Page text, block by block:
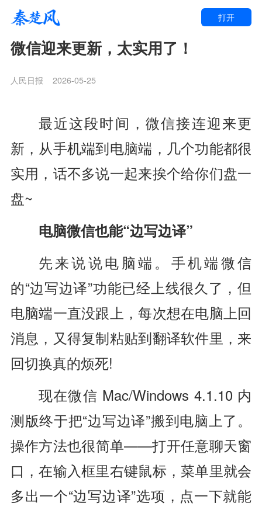
打开
微信迎来更新，太实用了！
人民日报 2026-05-25
最近这段时间， 微信接连迎来更
新， 从手机端到电脑端， 几个功能都很
实用， 话不多说一起来挨个给你们盘一
盘~
电脑微信也能“边写边译”
先来说说电脑端。手机端微信
的“边写边译”功能已经上线很久了，但
电脑端一直没跟上，每次想在电脑上回
消息，又得复制粘贴到翻译软件里，来
回切换真的烦死!
现在微信 Mac/Windows 4.1.10 内
测版终于把“边写边译”搬到电脑上了。
操作方法也很简单——打开任意聊天窗
口，在输入框里右键鼠标，菜单里就会
多出一个“边写边译”选项，点一下就能